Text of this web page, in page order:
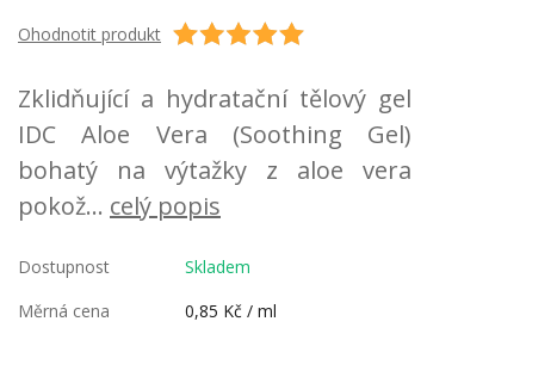
Ohodnotit produkt
Zklidňující a hydratační tělový gel
IDC Aloe Vera (Soothing Gel)
bohatý na výtažky z aloe vera
pokož... celý popis
Dostupnost
Skladem
Měrná cena
0,85 Kč / ml